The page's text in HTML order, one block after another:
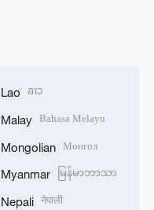
Lao ລາວ
Malay Bahasa Melayu
Mongolian Монгол
Myanmar မြန်မာဘာသာ
Nepali नेपाली